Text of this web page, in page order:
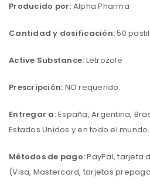
Producido por: Alpha Pharma
Cantidad y dosificación:50
Active Substance: Letrozole
Prescripción: NO requerido.
Entregar a:España, Argentina,
Estados Unidos y en todo el mundo.
Métodos de pago:PayPal, tarjeta
(Visa, Mastercard, tarjetas